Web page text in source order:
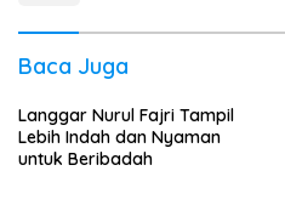
Baca Juga
Langgar Nurul Fajri Tampil
Lebih Indah dan Nyaman
untuk Beribadah